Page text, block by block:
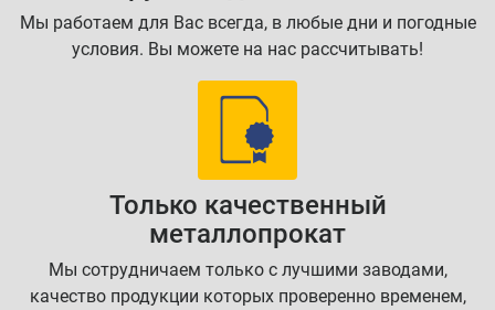
Мы работаем для Вас всегда, в любые дни и погодные
условия. Вы можете на нас рассчитывать!
Только качественный
металлопрокат
Мы сотрудничаем только с лучшими заводами,
качество продукции которых проверенно временем,